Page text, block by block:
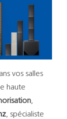
À propos
Support
vos salles
haute
,
, spécialiste